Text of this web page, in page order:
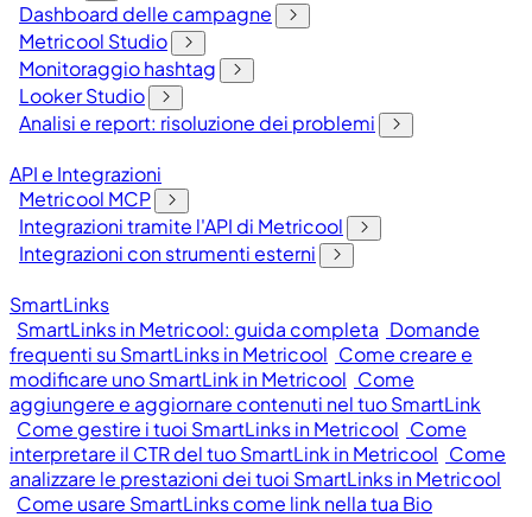
Dashboard delle campagne
Metricool Studio
Monitoraggio hashtag
Looker Studio
Analisi e report: risoluzione dei problemi
API e Integrazioni
Metricool MCP
Integrazioni tramite l'API di Metricool
Integrazioni con strumenti esterni
SmartLinks
SmartLinks in Metricool: guida completa Domande
frequenti su SmartLinks in Metricool Come creare e
modificare uno SmartLink in Metricool Come
aggiungere e aggiornare contenuti nel tuo SmartLink
Come gestire i tuoi SmartLinks in Metricool Come
interpretare il CTR del tuo SmartLink in Metricool Come
analizzare le prestazioni dei tuoi SmartLinks in Metricool
Come usare SmartLinks come link nella tua Bio